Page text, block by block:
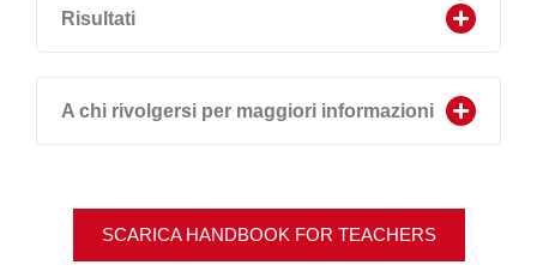
Risultati
A chi rivolgersi per maggiori informazioni
SCARICA HANDBOOK FOR TEACHERS